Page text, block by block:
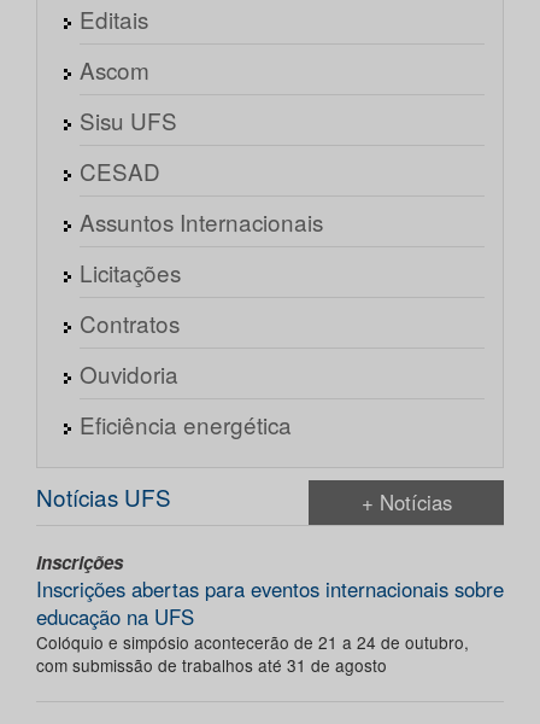
Editais
Ascom
Sisu UFS
CESAD
Assuntos Internacionais
Licitações
Contratos
Ouvidoria
Eficiência energética
Notícias UFS + Notícias
Inscrições
Inscrições abertas para eventos internacionais sobre
educação na UFS
Colóquio e simpósio acontecerão de 21 a 24 de outubro,
com submissão de trabalhos até 31 de agosto